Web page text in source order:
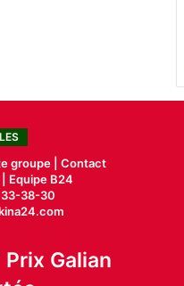
groupe | Contact
Equipe B24
33-38-30
Galian